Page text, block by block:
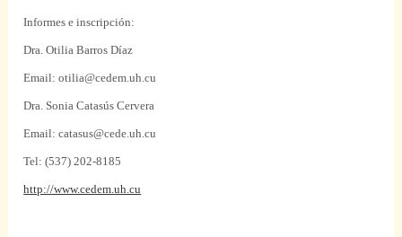
Informes e inscripción:
Dra. Otilia Barros Díaz
Email: otilia@cedem.uh.cu
Dra. Sonia Catasús Cervera
Email: catasus@cede.uh.cu
Tel: (537) 202-8185
http://www.cedem.uh.cu